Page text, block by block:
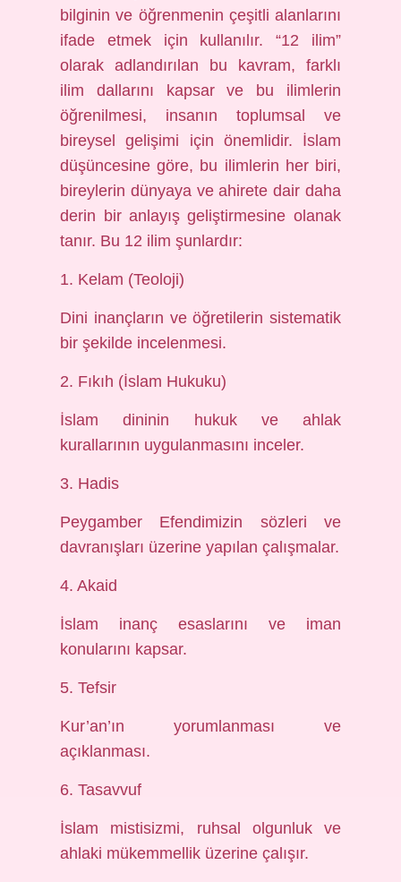
bilginin ve öğrenmenin çeşitli alanlarını
ifade etmek için kullanılır. “12 ilim”
olarak adlandırılan bu kavram, farklı
ilim dallarını kapsar ve bu ilimlerin
öğrenilmesi, insanın toplumsal ve
bireysel gelişimi için önemlidir. İslam
düşüncesine göre, bu ilimlerin her biri,
bireylerin dünyaya ve ahirete dair daha
derin bir anlayış geliştirmesine olanak
tanır. Bu 12 ilim şunlardır:
1. Kelam (Teoloji)
Dini inançların ve öğretilerin sistematik
bir şekilde incelenmesi.
2. Fıkıh (İslam Hukuku)
İslam dininin hukuk ve ahlak
kurallarının uygulanmasını inceler.
3. Hadis
Peygamber Efendimizin sözleri ve
davranışları üzerine yapılan çalışmalar.
4. Akaid
İslam inanç esaslarını ve iman
konularını kapsar.
5. Tefsir
Kur’an’ın yorumlanması ve
açıklanması.
6. Tasavvuf
İslam mistisizmi, ruhsal olgunluk ve
ahlaki mükemmellik üzerine çalışır.